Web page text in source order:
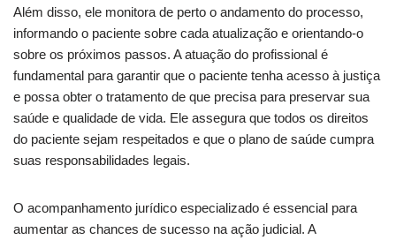
Além disso, ele monitora de perto o andamento do processo,
informando o paciente sobre cada atualização e orientando-o
sobre os próximos passos. A atuação do profissional é
fundamental para garantir que o paciente tenha acesso à justiça
e possa obter o tratamento de que precisa para preservar sua
saúde e qualidade de vida. Ele assegura que todos os direitos
do paciente sejam respeitados e que o plano de saúde cumpra
suas responsabilidades legais.
O acompanhamento jurídico especializado é essencial para
aumentar as chances de sucesso na ação judicial. A